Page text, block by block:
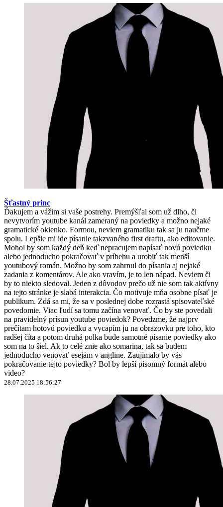
Šťastný princ
Ďakujem a vážim si vaše postrehy. Premýšľal som už dlho, či
nevytvorím youtube kanál zameraný na poviedky a možno nejaké
gramatické okienko. Formou, neviem gramatiku tak sa ju naučme
spolu. Lepšie mi ide písanie takzvaného first draftu, ako editovanie.
Mohol by som každý deň keď nepracujem napísať novú poviedku
alebo jednoducho pokračovať v príbehu a urobiť tak menší
youtubový román. Možno by som zahrnul do písania aj nejaké
zadania z komentárov. Ale ako vravím, je to len nápad. Neviem či
by to niekto sledoval. Jeden z dôvodov prečo už nie som tak aktívny
na tejto stránke je slabá interakcia. Čo motivuje mňa osobne písať je
publikum. Zdá sa mi, že sa v poslednej dobe rozrastá spisovateľské
povedomie. Viac ľudí sa tomu začína venovať. Čo by ste povedali
na pravidelný prísun youtube poviedok? Povedzme, že najprv
prečítam hotovú poviedku a vycapím ju na obrazovku pre toho, kto
radšej číta a potom druhá polka bude samotné písanie poviedky ako
som na to šiel. Ak to celé znie ako somarina, tak sa budem
jednoducho venovať esejám v angline. Zaujímalo by vás
pokračovanie tejto poviedky? Bol by lepší písomný formát alebo
video?
28.07.2025 18:56:27